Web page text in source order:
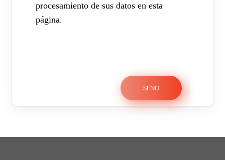
procesamiento de sus datos en esta
página.